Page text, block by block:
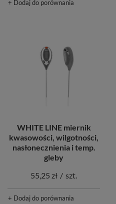
+ Dodaj do porównania
WHITE LINE miernik
kwasowości, wilgotności,
nasłonecznienia i temp.
gleby
55,25 zł / szt.
+ Dodaj do porównania